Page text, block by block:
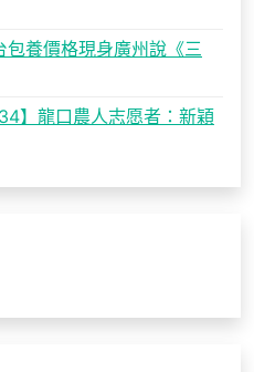
養價格現身廣州說《三
】龍口農人志愿者：新穎